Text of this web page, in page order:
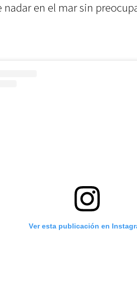
en el mar sin
Ver esta publicación en